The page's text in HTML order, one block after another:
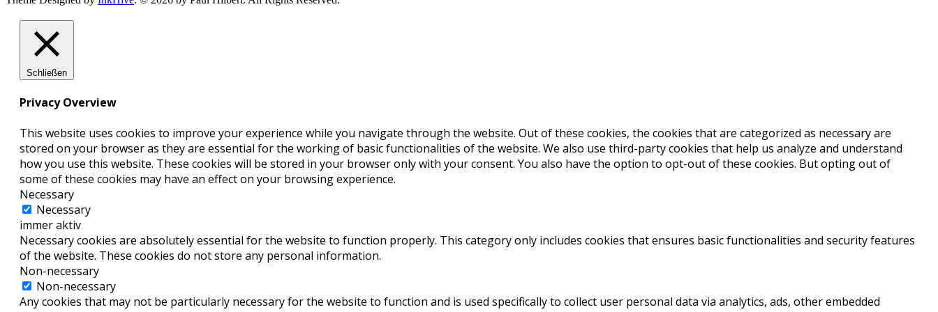
Schließen
Privacy Overview
This website uses cookies to improve your experience while you navigate through the website. Out of these cookies, the cookies that are categorized as necessary are
stored on your browser as they are essential for the working of basic functionalities of the website. We also use third-party cookies that help us analyze and understand
how you use this website. These cookies will be stored in your browser only with your consent. You also have the option to opt-out of these cookies. But opting out of
some of these cookies may have an effect on your browsing experience.
Necessary
Necessary
immer aktiv
Necessary cookies are absolutely essential for the website to function properly. This category only includes cookies that ensures basic functionalities and security features
of the website. These cookies do not store any personal information.
Non-necessary
Non-necessary
Any cookies that may not be particularly necessary for the website to function and is used specifically to collect user personal data via analytics, ads, other embedded